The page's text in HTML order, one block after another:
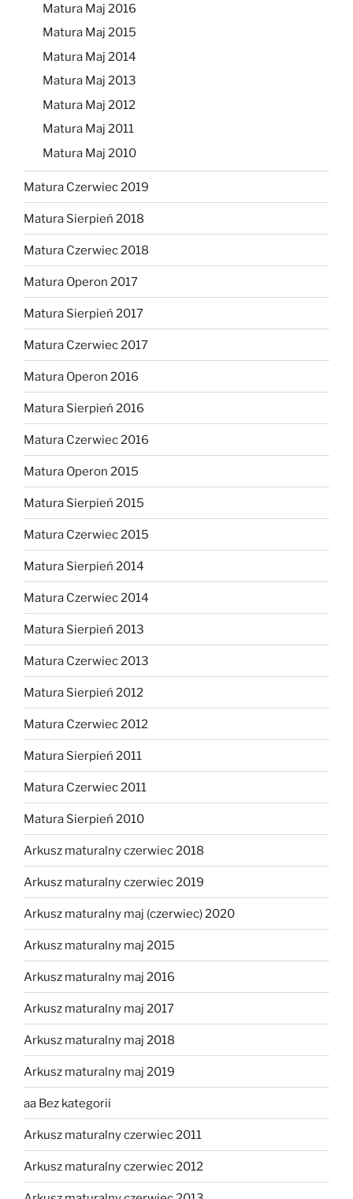
Matura Maj 2016
Matura Maj 2015
Matura Maj 2014
Matura Maj 2013
Matura Maj 2012
Matura Maj 2011
Matura Maj 2010
Matura Czerwiec 2019
Matura Sierpień 2018
Matura Czerwiec 2018
Matura Operon 2017
Matura Sierpień 2017
Matura Czerwiec 2017
Matura Operon 2016
Matura Sierpień 2016
Matura Czerwiec 2016
Matura Operon 2015
Matura Sierpień 2015
Matura Czerwiec 2015
Matura Sierpień 2014
Matura Czerwiec 2014
Matura Sierpień 2013
Matura Czerwiec 2013
Matura Sierpień 2012
Matura Czerwiec 2012
Matura Sierpień 2011
Matura Czerwiec 2011
Matura Sierpień 2010
Arkusz maturalny czerwiec 2018
Arkusz maturalny czerwiec 2019
Arkusz maturalny maj (czerwiec) 2020
Arkusz maturalny maj 2015
Arkusz maturalny maj 2016
Arkusz maturalny maj 2017
Arkusz maturalny maj 2018
Arkusz maturalny maj 2019
aa Bez kategorii
Arkusz maturalny czerwiec 2011
Arkusz maturalny czerwiec 2012